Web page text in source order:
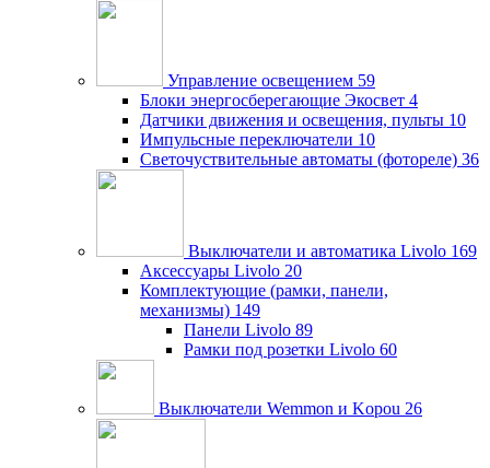
Управление освещением 59
Блоки энергосберегающие Экосвет 4
Датчики движения и освещения, пульты 10
Импульсные переключатели 10
Светочуствительные автоматы (фотореле) 36
Выключатели и автоматика Livolo 169
Аксессуары Livolo 20
Комплектующие (рамки, панели,
механизмы) 149
Панели Livolo 89
Рамки под розетки Livolo 60
Выключатели Wemmon и Kopou 26